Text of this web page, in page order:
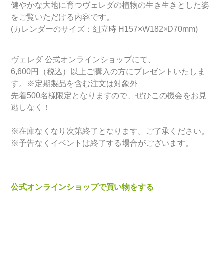
健やかな大地に育つヴェレダの植物の生き生きとした姿
をご覧いただける内容です。
(カレンダーのサイズ：組立時 H157×W182×D70mm)
ヴェレダ 公式オンラインショップにて、
6,600円（税込）以上ご購入の方にプレゼントいたしま
す。※定期製品を含む注文は対象外
先着500名様限定となりますので、ぜひこの機会をお見
逃しなく！
※在庫なくなり次第終了となります。ご了承ください。
※予告なくイベントは終了する場合がございます。
公式オンラインショップで買い物をする